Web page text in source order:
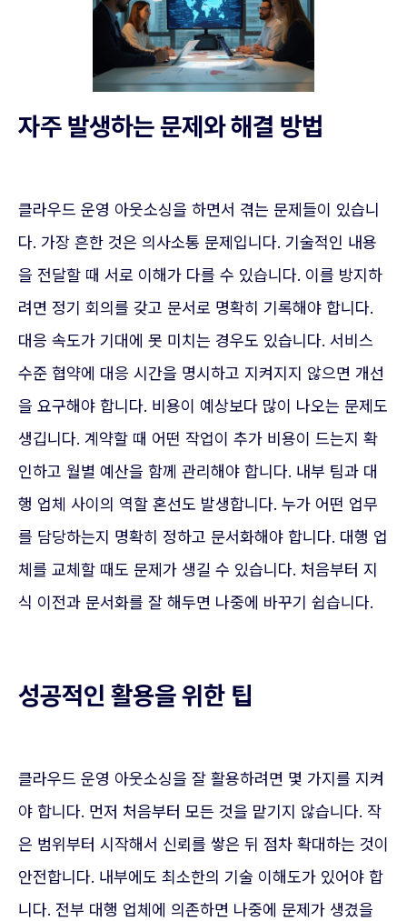
자주 발생하는 문제와 해결 방법
클라우드 운영 아웃소싱을 하면서 겪는 문제들이 있습니
다. 가장 흔한 것은 의사소통 문제입니다. 기술적인 내용
을 전달할 때 서로 이해가 다를 수 있습니다. 이를 방지하
려면 정기 회의를 갖고 문서로 명확히 기록해야 합니다.
대응 속도가 기대에 못 미치는 경우도 있습니다. 서비스
수준 협약에 대응 시간을 명시하고 지켜지지 않으면 개선
을 요구해야 합니다. 비용이 예상보다 많이 나오는 문제도
생깁니다. 계약할 때 어떤 작업이 추가 비용이 드는지 확
인하고 월별 예산을 함께 관리해야 합니다. 내부 팀과 대
행 업체 사이의 역할 혼선도 발생합니다. 누가 어떤 업무
를 담당하는지 명확히 정하고 문서화해야 합니다. 대행 업
체를 교체할 때도 문제가 생길 수 있습니다. 처음부터 지
식 이전과 문서화를 잘 해두면 나중에 바꾸기 쉽습니다.
성공적인 활용을 위한 팁
클라우드 운영 아웃소싱을 잘 활용하려면 몇 가지를 지켜
야 합니다. 먼저 처음부터 모든 것을 맡기지 않습니다. 작
은 범위부터 시작해서 신뢰를 쌓은 뒤 점차 확대하는 것이
안전합니다. 내부에도 최소한의 기술 이해도가 있어야 합
니다. 전부 대행 업체에 의존하면 나중에 문제가 생겼을